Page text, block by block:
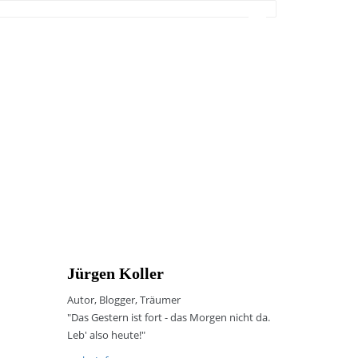
Jürgen Koller
Autor, Blogger, Träumer
"Das Gestern ist fort - das Morgen nicht da.
Leb' also heute!"